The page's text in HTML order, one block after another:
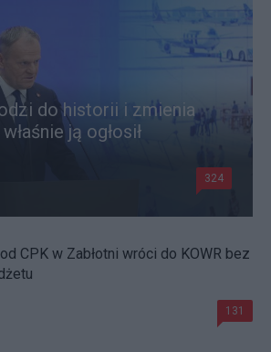
do historii i zmienia
ją ogłosił
324
CPK w Zabłotni wróci do KOWR bez
131